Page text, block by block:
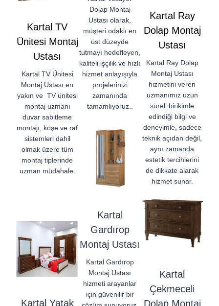
Kartal TV
Ünitesi Montaj
Ustası
Kartal TV Ünitesi
Montaj Ustası en
yakın ve TV ünitesi
montaj uzmanı
duvar sabitleme
montajı, köşe ve raf
sistemleri dahil
olmak üzere tüm
montaj tiplerinde
uzman müdahale.
Dolap Montaj
Ustası olarak,
müşteri odaklı en
üst düzeyde
tutmayı hedefleyen,
kaliteli işçilik ve hızlı
hizmet anlayışıyla
projelerinizi
zamanında
tamamlıyoruz..
Kartal Ray
Dolap Montaj
Ustası
Kartal Ray Dolap
Montaj Ustası
hizmetini veren
uzmanımız uzun
süreli birikimle
edindiği bilgi ve
deneyimle, sadece
teknik açıdan değil,
aynı zamanda
estetik tercihlerini
de dikkate alarak
hizmet sunar.
Kartal Yatak
Kartal
Gardırop
Montaj Ustası
Kartal Gardırop
Montaj Ustası
hizmeti arayanlar
için güvenilir bir
Kartal
Çekmeceli
Dolap Montaj